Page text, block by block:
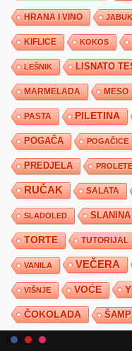
HRANA I VINO
KIFLICE KOKOS
LEŠNIK LISNATO
MARMELADA MESO
PASTA PILETINA
POGAČA POGAČICE
PREDJELA
RUČAK SALATA
SLADOLED SLANINA
TORTE TUTORIJAL
VANILA VEČERA
VIŠNJE VOĆE
ČOKOLADA